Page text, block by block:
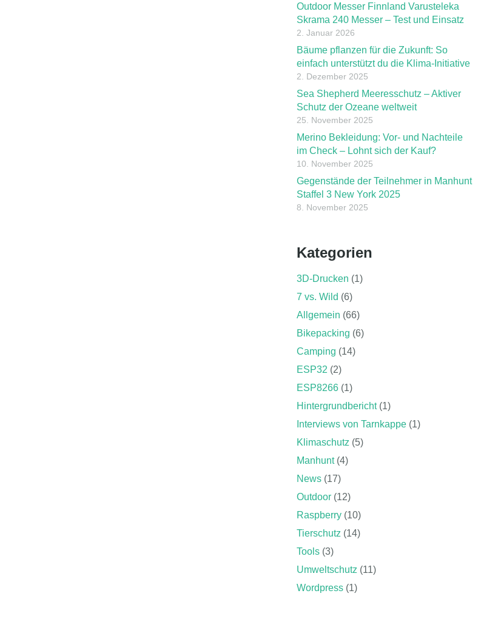
Outdoor Messer Finnland Varusteleka
Skrama 240 Messer – Test und Einsatz
2. Januar 2026
Bäume pflanzen für die Zukunft: So
einfach unterstützt du die Klima-Initiative
2. Dezember 2025
Sea Shepherd Meeresschutz – Aktiver
Schutz der Ozeane weltweit
25. November 2025
Merino Bekleidung: Vor- und Nachteile
im Check – Lohnt sich der Kauf?
10. November 2025
Gegenstände der Teilnehmer in Manhunt
Staffel 3 New York 2025
8. November 2025
Kategorien
3D-Drucken (1)
7 vs. Wild (6)
Allgemein (66)
Bikepacking (6)
Camping (14)
ESP32 (2)
ESP8266 (1)
Hintergrundbericht(1)
Interviews von Tarnkappe (1)
Klimaschutz (5)
Manhunt(4)
News (17)
Outdoor (12)
Raspberry (10)
Tierschutz (14)
Tools (3)
Umweltschutz (11)
Wordpress (1)